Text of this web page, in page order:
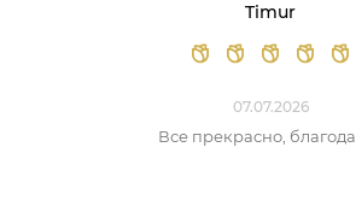
Timur
07.07.2026
Все прекрасно,